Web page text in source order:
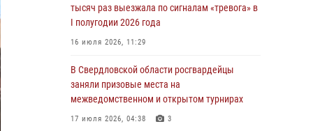
межведомственном антитеррористическом
учении в Свердловской области
31 июля 2026, 12:27
Росгвардия обеспечивает безопасность
граждан на южном направлении
31 июля 2026, 06:56 1
тысяч раз выезжала по сигналам «тревога» в
I полугодии 2026 года
16 июля 2026, 11:29
В Свердловской области росгвардейцы
заняли призовые места на
межведомственном и открытом турнирах
17 июля 2026, 04:38 3